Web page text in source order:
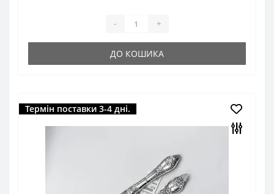
- +
ДО КОШИКА
Термін поставки 3-4 дні.